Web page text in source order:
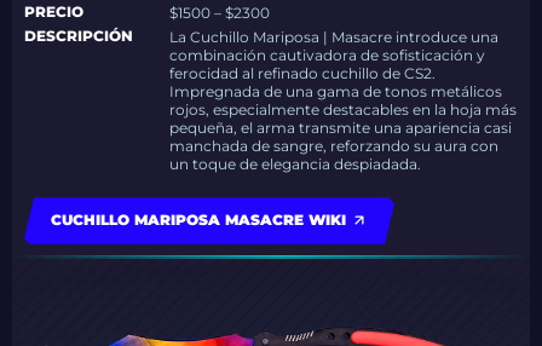
PRECIO
$1500 – $2300
DESCRIPCIÓN
La Cuchillo Mariposa | Masacre introduce una
combinación cautivadora de sofisticación y
ferocidad al refinado cuchillo de CS2.
Impregnada de una gama de tonos metálicos
rojos, especialmente destacables en la hoja más
pequeña, el arma transmite una apariencia casi
manchada de sangre, reforzando su aura con
un toque de elegancia despiadada.
CUCHILLO MARIPOSA MASACRE WIKI